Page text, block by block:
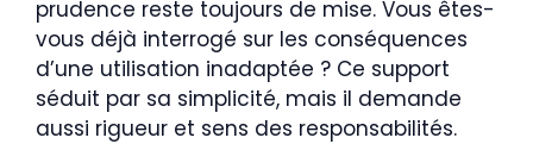
prudence reste toujours de mise. Vous êtes-
vous déjà interrogé sur les conséquences
d’une utilisation inadaptée ? Ce support
séduit par sa simplicité, mais il demande
aussi rigueur et sens des responsabilités.